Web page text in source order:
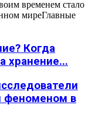
временем стало
миреГлавные
Когда
хранение...
феноменом в